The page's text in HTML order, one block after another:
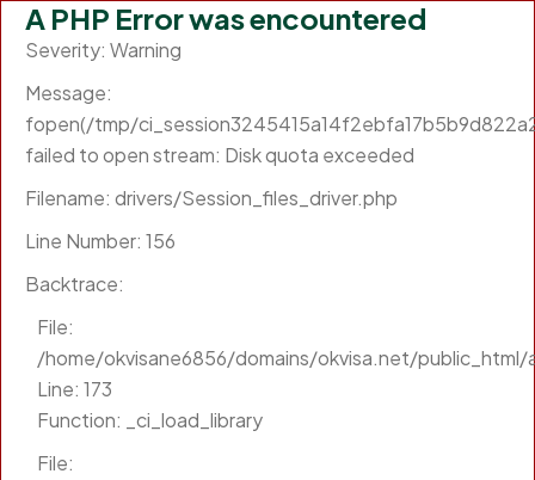
A PHP Error was encountered
Severity: Warning
Message:
fopen(/tmp/
failed to open stream: Disk quota exceeded
Filename: drivers/Session_files_driver.php
Line Number: 156
Backtrace:
File:
/home/okvisane6856/domains/okvisa.net/
Line: 173
Function: _ci_load_library
File: